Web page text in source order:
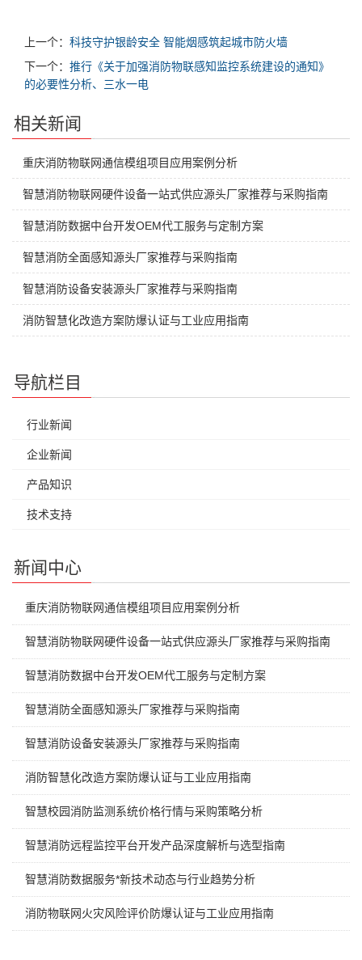
上一个： 科技守护银龄安全 智能烟感筑起城市防火墙
下一个： 推行《关于加强消防物联感知监控系统建设的通知》
的必要性分析、三水一电
相关新闻
重庆消防物联网通信模组项目应用案例分析
智慧消防物联网硬件设备一站式供应源头厂家推荐与采购指南
智慧消防数据中台开发OEM代工服务与定制方案
智慧消防全面感知源头厂家推荐与采购指南
智慧消防设备安装源头厂家推荐与采购指南
消防智慧化改造方案防爆认证与工业应用指南
导航栏目
行业新闻
企业新闻
产品知识
技术支持
新闻中心
重庆消防物联网通信模组项目应用案例分析
智慧消防物联网硬件设备一站式供应源头厂家推荐与采购指南
智慧消防数据中台开发OEM代工服务与定制方案
智慧消防全面感知源头厂家推荐与采购指南
智慧消防设备安装源头厂家推荐与采购指南
消防智慧化改造方案防爆认证与工业应用指南
智慧校园消防监测系统价格行情与采购策略分析
智慧消防远程监控平台开发产品深度解析与选型指南
智慧消防数据服务*新技术动态与行业趋势分析
消防物联网火灾风险评价防爆认证与工业应用指南